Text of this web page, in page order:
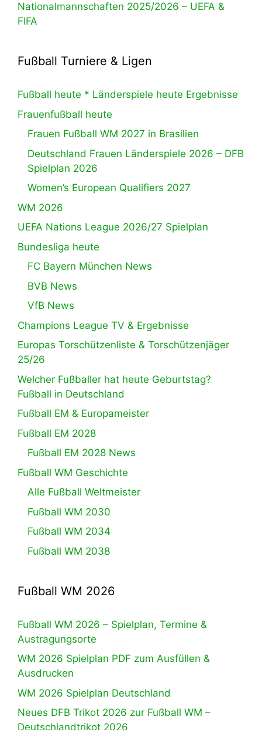
Nationalmannschaften 2025/2026 – UEFA &
FIFA
Fußball Turniere & Ligen
Fußball heute * Länderspiele heute Ergebnisse
Frauenfußball heute
Frauen Fußball WM 2027 in Brasilien
Deutschland Frauen Länderspiele 2026 – DFB
Spielplan 2026
Women’s European Qualifiers 2027
WM 2026
UEFA Nations League 2026/27 Spielplan
Bundesliga heute
FC Bayern München News
BVB News
VfB News
Champions League TV & Ergebnisse
Europas Torschützenliste & Torschützenjäger
25/26
Welcher Fußballer hat heute Geburtstag?
Fußball in Deutschland
Fußball EM & Europameister
Fußball EM 2028
Fußball EM 2028 News
Fußball WM Geschichte
Alle Fußball Weltmeister
Fußball WM 2030
Fußball WM 2034
Fußball WM 2038
Fußball WM 2026
Fußball WM 2026 – Spielplan, Termine &
Austragungsorte
WM 2026 Spielplan PDF zum Ausfüllen &
Ausdrucken
WM 2026 Spielplan Deutschland
Neues DFB Trikot 2026 zur Fußball WM –
Deutschlandtrikot 2026